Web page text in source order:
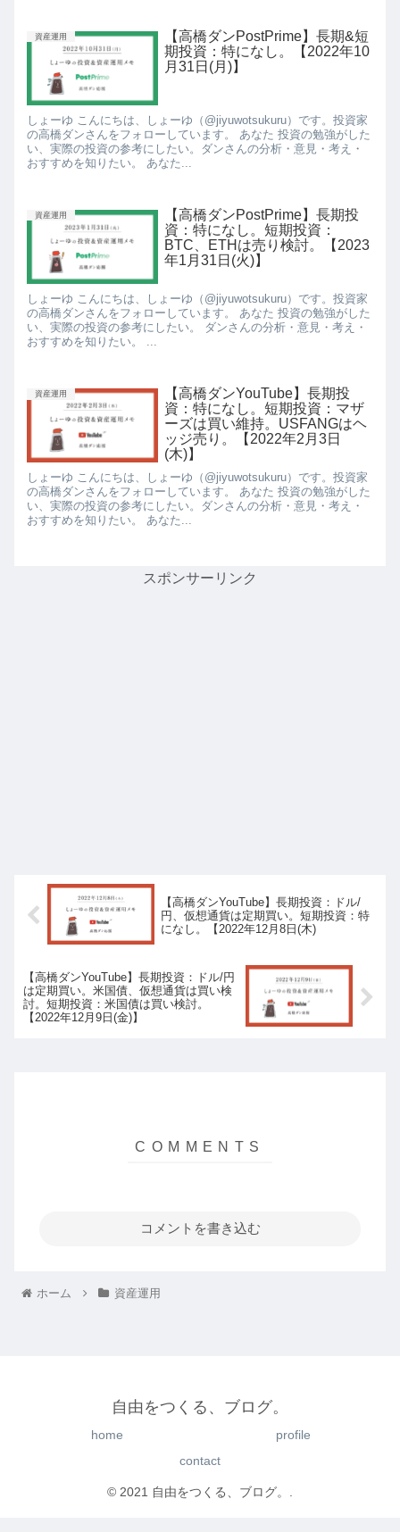
資産運用
【高橋ダンPostPrime】長期&短
期投資：特になし。【2022年10
月31日(月)】
しょーゆ こんにちは、しょーゆ（@jiyuwotsukuru）です。投資家
の高橋ダンさんをフォローしています。 あなた 投資の勉強がした
い、実際の投資の参考にしたい。ダンさんの分析・意見・考え・
おすすめを知りたい。 あなた...
資産運用
【高橋ダンPostPrime】長期投
資：特になし。短期投資：
BTC、ETHは売り検討。【2023
年1月31日(火)】
しょーゆ こんにちは、しょーゆ（@jiyuwotsukuru）です。投資家
の高橋ダンさんをフォローしています。 あなた 投資の勉強がした
い、実際の投資の参考にしたい。 ダンさんの分析・意見・考え・
おすすめを知りたい。 ...
資産運用
【高橋ダンYouTube】長期投
資：特になし。短期投資：マザ
ーズは買い維持。USFANGはヘ
ッジ売り。【2022年2月3日
(木)】
しょーゆ こんにちは、しょーゆ（@jiyuwotsukuru）です。投資家
の高橋ダンさんをフォローしています。 あなた 投資の勉強がした
い、実際の投資の参考にしたい。ダンさんの分析・意見・考え・
おすすめを知りたい。 あなた...
スポンサーリンク
【高橋ダンYouTube】長期投資：ドル/
円、仮想通貨は定期買い。短期投資：特
になし。【2022年12月8日(木)
【高橋ダンYouTube】長期投資：ドル/円
は定期買い。米国債、仮想通貨は買い検
討。短期投資：米国債は買い検討。
【2022年12月9日(金)】
コメントを書き込む
ホーム 資産運用
自由をつくる、ブログ。
home
profile
contact
© 2021 自由をつくる、ブログ。.